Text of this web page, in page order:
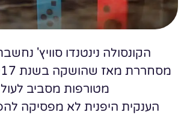
הקונסולה נינטנדו סוויץ'
מטורפות מסביב
הענקית היפנית לא מפסיקה